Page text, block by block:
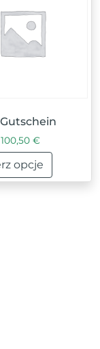
można
100,50€Zakres cen:
opcje
ma wiele